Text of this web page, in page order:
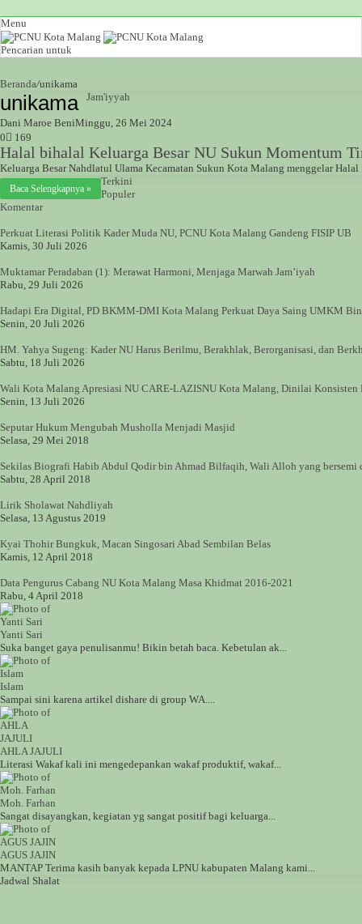
Menu
Pencarian untuk
Beranda/unikama
unikama Jam'iyyah
Dani Maroe BeniMinggu, 26 Mei 2024
0
169
Halal bihalal Keluarga Besar NU Sukun Momentum
Keluarga Besar Nahdlatul Ulama Kecamatan Sukun Kota Malang menggelar
Baca Selengkapnya »
Terkini
Populer
Komentar
Perkuat Literasi Politik Kader Muda NU, PCNU Kota Malang Gandeng FISIP UB
Kamis, 30 Juli 2026
Muktamar Peradaban (1): Merawat Harmoni, Menjaga Marwah Jam’iyah
Rabu, 29 Juli 2026
Hadapi Era Digital, PD BKMM-DMI Kota Malang Perkuat Daya Saing UMKM
Senin, 20 Juli 2026
HM. Yahya Sugeng: Kader NU Harus Berilmu, Berakhlak, Berorganisasi, dan
Sabtu, 18 Juli 2026
Wali Kota Malang Apresiasi NU CARE-LAZISNU Kota Malang, Dinilai Konsisten
Senin, 13 Juli 2026
Seputar Hukum Mengubah Musholla Menjadi Masjid
Selasa, 29 Mei 2018
Sekilas Biografi Habib Abdul Qodir bin Ahmad Bilfaqih, Wali Alloh yang bersemi
Sabtu, 28 April 2018
Lirik Sholawat Nahdliyah
Selasa, 13 Agustus 2019
Kyai Thohir Bungkuk, Macan Singosari Abad Sembilan Belas
Kamis, 12 April 2018
Data Pengurus Cabang NU Kota Malang Masa Khidmat 2016-2021
Rabu, 4 April 2018
Yanti Sari
Suka banget gaya penulisanmu! Bikin betah baca. Kebetulan ak...
Islam
Sampai sini karena artikel dishare di group WA....
AHLA JAJULI
Literasi Wakaf kali ini mengedepankan wakaf produktif, wakaf...
Moh. Farhan
Sangat disayangkan, kegiatan yg sangat positif bagi keluarga...
AGUS JAJIN
MANTAP Terima kasih banyak kepada LPNU kabupaten Malang kami...
Jadwal Shalat